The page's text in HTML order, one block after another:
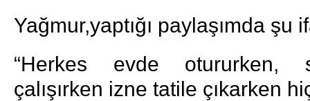
Yağmur,yaptığı paylaşımda şu
“Herkes evde otururken,
çalışırken izne tatile çıkarken